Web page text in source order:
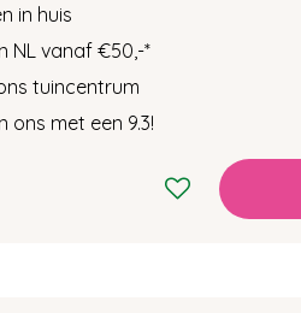
in huis
NL vanaf €50,-*
tuincentrum
ons met een 9.3!